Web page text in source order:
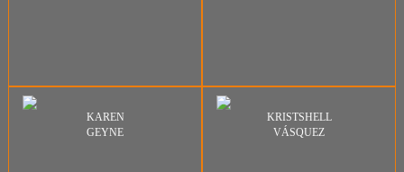
KAREN
GEYNE
KRISTSHELL
VÁSQUEZ